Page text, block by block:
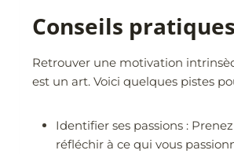
Conseils pratiques
Retrouver une motivation
est un art. Voici quelques pistes
Identifier ses passions :
réfléchir à ce qui vous